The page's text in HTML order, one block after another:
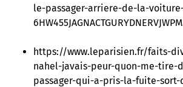
le-passager-arriere-de-la-
https://www.leparisien.fr/faits-
nahel-javais-peur-quon-me-tire-
passager-qui-a-pris-la-fuite-sort-